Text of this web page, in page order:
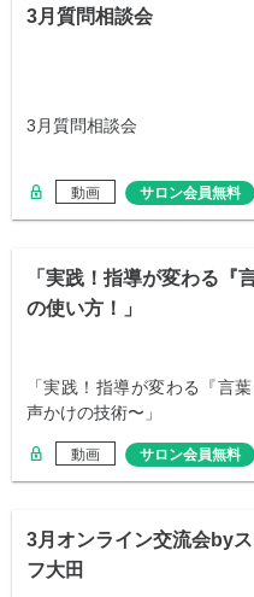
3月質問相談会
3月質問相談会
動画 サロン会員無料
「実践！指導が変わる『
の使い方！」
「実践！指導が変わる『言
声かけの技術〜」
動画 サロン会員無料
3月オンライン交流会by
フ大田